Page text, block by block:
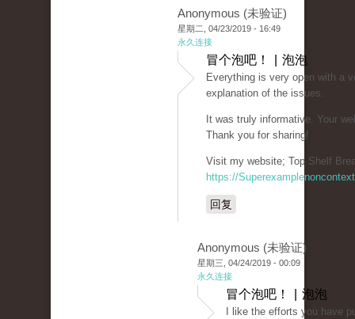
Anonymous (未验证)
星期二, 04/23/2019 - 16:49
永久连接
冒个泡吧！ | 泡泡
Everything is very open with a
explanation of the issues.
It was truly informative. Your
Thank you for sharing!
Visit my website; Top Shelf
https://
回复
Anonymous (未验证)
星期三, 04/24/2019 - 00:09
永久连接
冒个泡吧！ | 泡泡
I like the efforts you have